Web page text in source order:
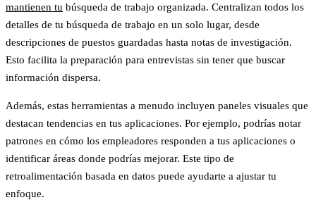
mantienen tu búsqueda de trabajo organizada. Centralizan todos los
detalles de tu búsqueda de trabajo en un solo lugar, desde
descripciones de puestos guardadas hasta notas de investigación.
Esto facilita la preparación para entrevistas sin tener que buscar
información dispersa.
Además, estas herramientas a menudo incluyen paneles visuales que
destacan tendencias en tus aplicaciones. Por ejemplo, podrías notar
patrones en cómo los empleadores responden a tus aplicaciones o
identificar áreas donde podrías mejorar. Este tipo de
retroalimentación basada en datos puede ayudarte a ajustar tu
enfoque.